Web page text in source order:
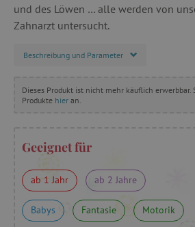
und des Löwen … alle werden von
Zahnarzt untersucht.
Beschreibung und Parameter
Dieses Produkt ist nicht mehr käuflich erwerbbar.
Produkte hier an.
Geeignet für
ab 1 Jahr ab 2 Jahre
Babys Fantasie Motorik